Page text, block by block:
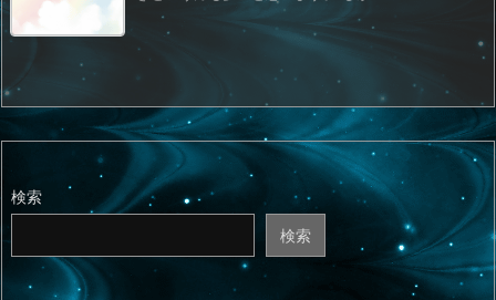
検索
検索